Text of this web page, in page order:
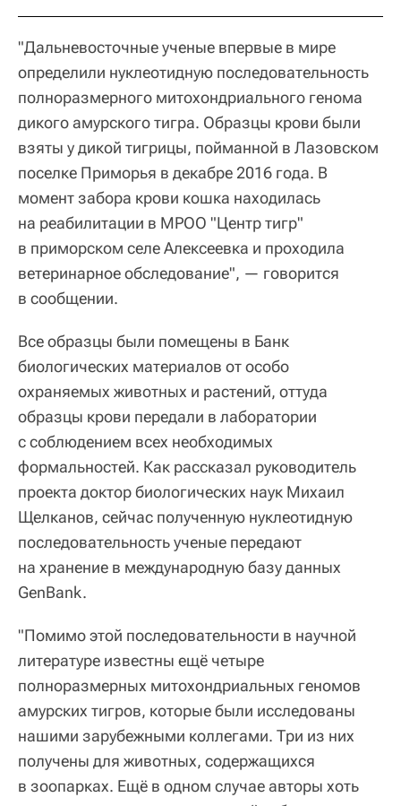
"Дальневосточные ученые впервые в мире
определили нуклеотидную последовательность
полноразмерного митохондриального генома
дикого амурского тигра. Образцы крови были
взяты у дикой тигрицы, пойманной в Лазовском
поселке Приморья в декабре 2016 года. В
момент забора крови кошка находилась
на реабилитации в МРОО "Центр тигр"
в приморском селе Алексеевка и проходила
ветеринарное обследование", — говорится
в сообщении.
Все образцы были помещены в Банк
биологических материалов от особо
охраняемых животных и растений, оттуда
образцы крови передали в лаборатории
с соблюдением всех необходимых
формальностей. Как рассказал руководитель
проекта доктор биологических наук Михаил
Щелканов, сейчас полученную нуклеотидную
последовательность ученые передают
на хранение в международную базу данных
GenBank.
"Помимо этой последовательности в научной
литературе известны ещё четыре
полноразмерных митохондриальных геномов
амурских тигров, которые были исследованы
нашими зарубежными коллегами. Три из них
получены для животных, содержащихся
в зоопарках. Ещё в одном случае авторы хоть